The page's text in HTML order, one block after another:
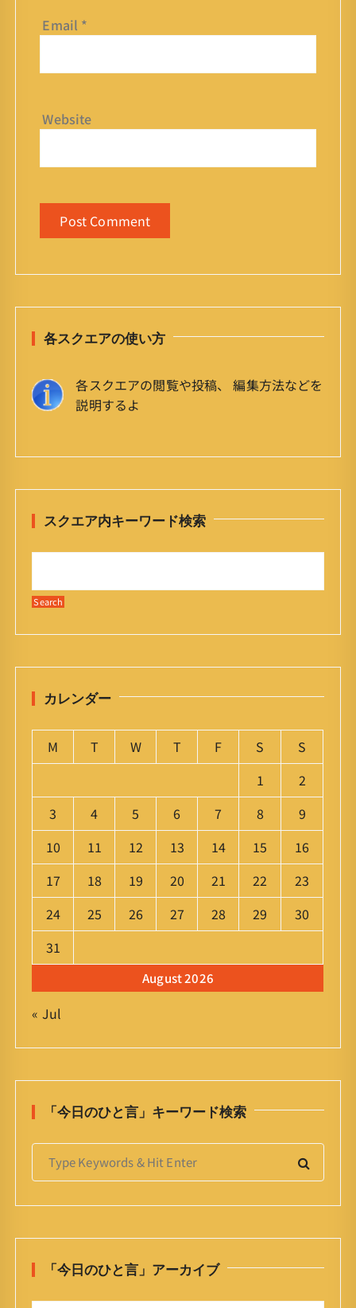
Email *
Website
各スクエアの使い方
各スクエアの閲覧や投稿、 編集方法などを
説明するよ
スクエア内キーワード検索
カレンダー
August 2026
M T W T F S
S
1
2
3
4 5 6 7 8
9
10
11 12 13 14 15
16
17
18 19 20 21 22
23
24
25 26 27 28 29
30
31
« Jul
「今日のひと言」キーワード検索
S
r
「今日のひと言」アーカイブ